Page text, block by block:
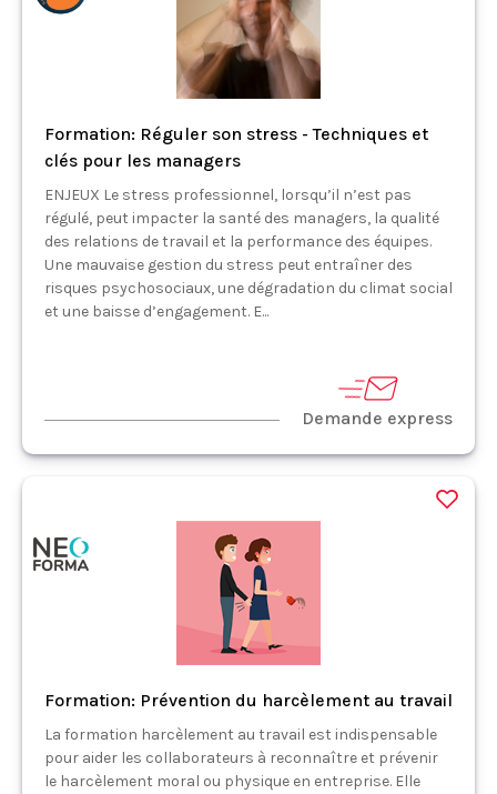
Formation: Réguler son stress - Techniques et
clés pour les managers
ENJEUX Le stress professionnel, lorsqu’il n’est pas
régulé, peut impacter la santé des managers, la qualité
des relations de travail et la performance des équipes.
Une mauvaise gestion du stress peut entraîner des
risques psychosociaux, une dégradation du climat social
et une baisse d’engagement. E...
Demande express
Formation: Prévention du harcèlement au travail
La formation harcèlement au travail est indispensable
pour aider les collaborateurs à reconnaître et prévenir
le harcèlement moral ou physique en entreprise. Elle